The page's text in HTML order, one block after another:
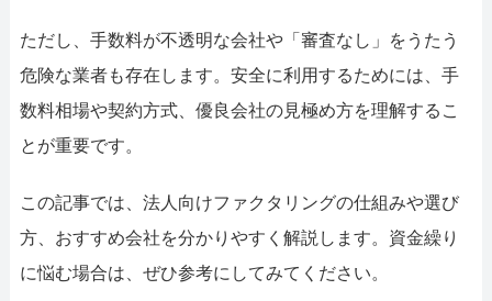
ただし、手数料が不透明な会社や「審査なし」をうたう
危険な業者も存在します。安全に利用するためには、手
数料相場や契約方式、優良会社の見極め方を理解するこ
とが重要です。
この記事では、法人向けファクタリングの仕組みや選び
方、おすすめ会社を分かりやすく解説します。資金繰り
に悩む場合は、ぜひ参考にしてみてください。